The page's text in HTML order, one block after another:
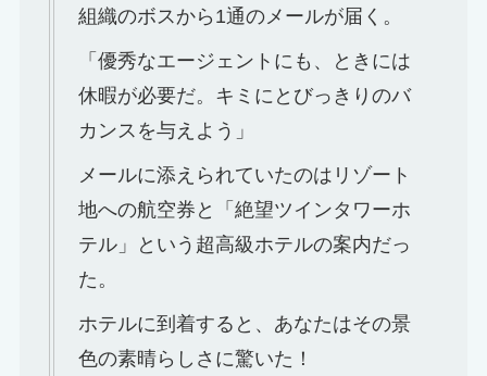
組織のボスから1通のメールが届く。
「優秀なエージェントにも、ときには
休暇が必要だ。キミにとびっきりのバ
カンスを与えよう」
メールに添えられていたのはリゾート
地への航空券と「絶望ツインタワーホ
テル」という超高級ホテルの案内だっ
た。
ホテルに到着すると、あなたはその景
色の素晴らしさに驚いた！